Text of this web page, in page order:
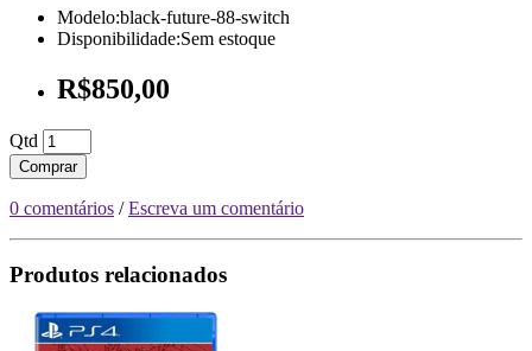
Modelo:black-future-88-switch
Disponibilidade:Sem estoque
R$850,00
Qtd
Comprar
0 comentários /Escreva um comentário
Produtos relacionados